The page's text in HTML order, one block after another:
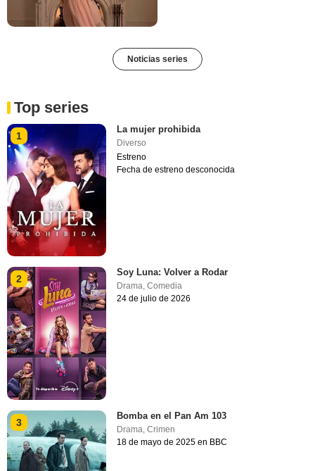
Noticias series
Top series
1
La mujer prohibida
Diverso
Estreno
Fecha de estreno desconocida
2
Soy Luna: Volver a Rodar
Drama,Comedia
24 de julio de 2026
3
Bomba en el Pan Am 103
Drama ,Crimen
18 de mayo de 2025 en BBC